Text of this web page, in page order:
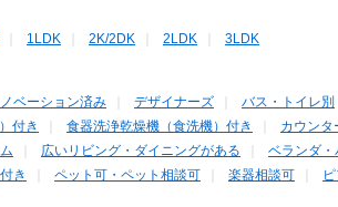
1LDK 2K/2DK 2LDK 3LDK
ベーション済み デザイナーズ
バス・トイレ別
付き
食器洗浄乾燥機（食洗機）付き カウンタ
広いリビング・ダイニングがある
ベランダ・
き ペット可・ペット相談可 楽器相談可